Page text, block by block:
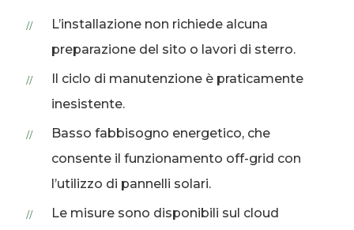
L’installazione non richiede alcuna
preparazione del sito o lavori di sterro.
Il ciclo di manutenzione è praticamente
inesistente.
Basso fabbisogno energetico, che
consente il funzionamento off-grid con
l’utilizzo di pannelli solari.
Le misure sono disponibili sul cloud